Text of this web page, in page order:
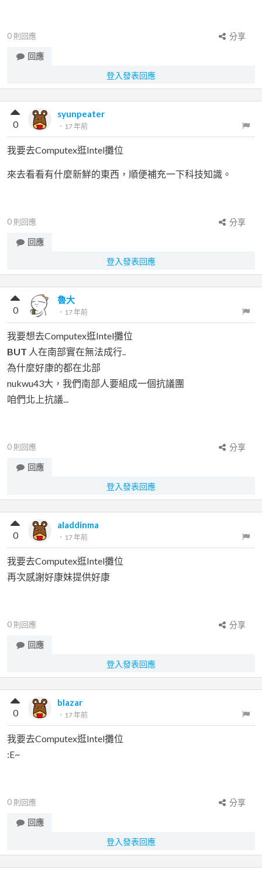
0 則回應
分享
回應
登入發表回應
syunpeater
． 17 年前
0
我要去Computex逛Intel攤位
來去看看有什麼新鮮的東西，順便補充一下科技知識。
0 則回應
分享
回應
登入發表回應
魯大
． 17 年前
0
我要想去Computex逛Intel攤位
BUT 人在南部實在無法成行..
為什麼好康的都在北部
nukwu43大，我們南部人要組成一個抗議團
咱們北上抗議...
0 則回應
分享
回應
登入發表回應
aladdinma
． 17 年前
0
我要去Computex逛Intel攤位
再次感謝好康妹提供好康
0 則回應
分享
回應
登入發表回應
blazar
． 17 年前
0
我要去Computex逛Intel攤位
:E~
0 則回應
分享
回應
登入發表回應